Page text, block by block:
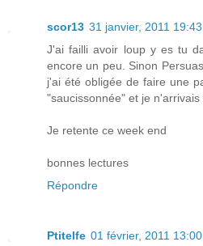
scor13 31 janvier, 2011 19:43
J'ai failli avoir loup y es tu
encore un peu. Sinon
j'ai été obligée de faire une
"saucissonnée" et je
Je retente ce week end
bonnes lectures
Répondre
Ptitelfe 01 février, 2011 13:00